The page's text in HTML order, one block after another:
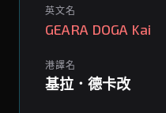
英文名
GEARA DOGA Kai
港譯名
基拉．德卡改